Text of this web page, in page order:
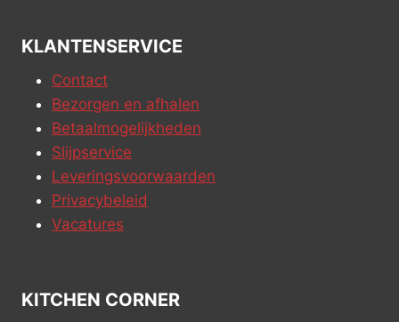
KLANTENSERVICE
Contact
Bezorgen en afhalen
Betaalmogelijkheden
Slijpservice
Leveringsvoorwaarden
Privacybeleid
Vacatures
KITCHEN CORNER